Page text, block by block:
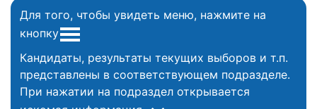
Для того, чтобы увидеть меню, нажмите на
кнопку
Кандидаты, результаты текущих выборов и т.п.
представлены в соответствующем подразделе.
При нажатии на подраздел открывается